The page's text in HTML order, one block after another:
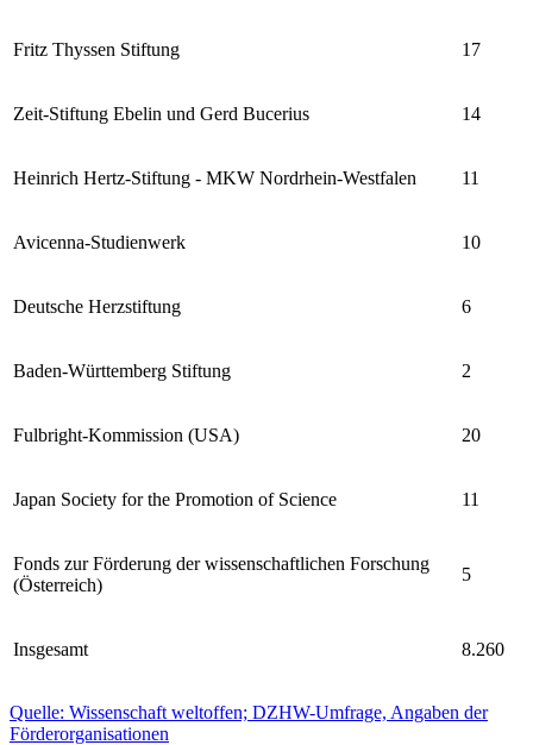
Fritz Thyssen Stiftung 17
Zeit-Stiftung Ebelin und Gerd Bucerius 14
Heinrich Hertz-Stiftung - MKW Nordrhein-Westfalen 11
Avicenna-Studienwerk 10
Deutsche Herzstiftung 6
Baden-Württemberg Stiftung 2
Fulbright-Kommission (USA) 20
Japan Society for the Promotion of Science 11
Fonds zur Förderung der wissenschaftlichen Forschung
(Österreich)
5
Insgesamt 8.260
Quelle: Wissenschaft weltoffen; DZHW-Umfrage, Angaben der
Förderorganisationen